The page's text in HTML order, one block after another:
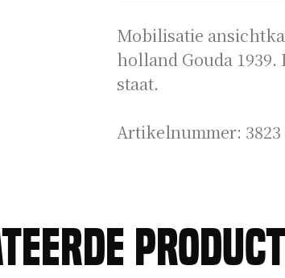
Mobilisatie
holland Gouda
staat.
Artikelnummer: 3823